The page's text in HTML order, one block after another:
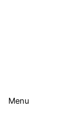
Menu